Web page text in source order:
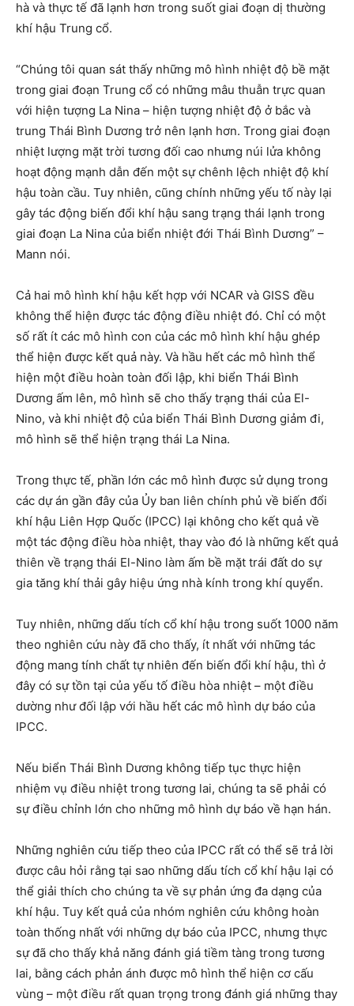
hà và thực tế đã lạnh hơn trong suốt giai đoạn dị thường
khí hậu Trung cổ.
“Chúng tôi quan sát thấy những mô hình nhiệt độ bề mặt
trong giai đoạn Trung cổ có những mâu thuẫn trực quan
với hiện tượng La Nina – hiện tượng nhiệt độ ở bắc và
trung Thái Bình Dương trở nên lạnh hơn. Trong giai đoạn
nhiệt lượng mặt trời tương đối cao nhưng núi lửa không
hoạt động mạnh dẫn đến một sự chênh lệch nhiệt độ khí
hậu toàn cầu. Tuy nhiên, cũng chính những yếu tố này lại
gây tác động biến đổi khí hậu sang trạng thái lạnh trong
giai đoạn La Nina của biển nhiệt đới Thái Bình Dương” –
Mann nói.
Cả hai mô hình khí hậu kết hợp với NCAR và GISS đều
không thể hiện được tác động điều nhiệt đó. Chỉ có một
số rất ít các mô hình con của các mô hình khí hậu ghép
thể hiện được kết quả này. Và hầu hết các mô hình thể
hiện một điều hoàn toàn đối lập, khi biển Thái Bình
Dương ấm lên, mô hình sẽ cho thấy trạng thái của El-
Nino, và khi nhiệt độ của biển Thái Bình Dương giảm đi,
mô hình sẽ thể hiện trạng thái La Nina.
Trong thực tế, phần lớn các mô hình được sử dụng trong
các dự án gần đây của Ủy ban liên chính phủ về biến đổi
khí hậu Liên Hợp Quốc (IPCC) lại không cho kết quả về
một tác động điều hòa nhiệt, thay vào đó là những kết quả
thiên về trạng thái El-Nino làm ấm bề mặt trái đất do sự
gia tăng khí thải gây hiệu ứng nhà kính trong khí quyển.
Tuy nhiên, những dấu tích cổ khí hậu trong suốt 1000 năm
theo nghiên cứu này đã cho thấy, ít nhất với những tác
động mang tính chất tự nhiên đến biến đổi khí hậu, thì ở
đây có sự tồn tại của yếu tố điều hòa nhiệt – một điều
dường như đối lập với hầu hết các mô hình dự báo của
IPCC.
Nếu biển Thái Bình Dương không tiếp tục thực hiện
nhiệm vụ điều nhiệt trong tương lai, chúng ta sẽ phải có
sự điều chỉnh lớn cho những mô hình dự báo về hạn hán.
Những nghiên cứu tiếp theo của IPCC rất có thể sẽ trả lời
được câu hỏi rằng tại sao những dấu tích cổ khí hậu lại có
thể giải thích cho chúng ta về sự phản ứng đa dạng của
khí hậu. Tuy kết quả của nhóm nghiên cứu không hoàn
toàn thống nhất với những dự báo của IPCC, nhưng thực
sự đã cho thấy khả năng đánh giá tiềm tàng trong tương
lai, bằng cách phản ánh được mô hình thể hiện cơ cấu
vùng – một điều rất quan trọng trong đánh giá những thay